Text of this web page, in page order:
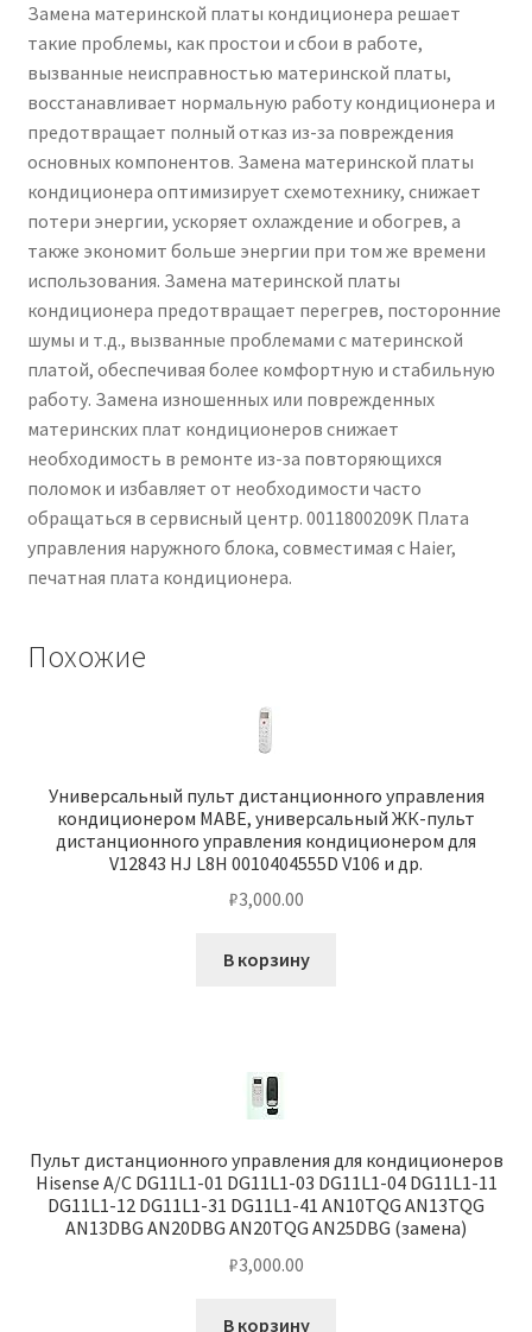
для
кондиционера
Замена материнской платы кондиционера решает
такие проблемы, как простои и сбои в работе,
вызванные неисправностью материнской платы,
восстанавливает нормальную работу кондиционера и
предотвращает полный отказ из-за повреждения
основных компонентов. Замена материнской платы
кондиционера оптимизирует схемотехнику, снижает
потери энергии, ускоряет охлаждение и обогрев, а
также экономит больше энергии при том же времени
использования. Замена материнской платы
кондиционера предотвращает перегрев, посторонние
шумы и т.д., вызванные проблемами с материнской
платой, обеспечивая более комфортную и стабильную
работу. Замена изношенных или поврежденных
материнских плат кондиционеров снижает
необходимость в ремонте из-за повторяющихся
поломок и избавляет от необходимости часто
обращаться в сервисный центр. 0011800209K Плата
управления наружного блока, совместимая с Haier,
печатная плата кондиционера.
Похожие
Универсальный пульт дистанционного управления
кондиционером MABE, универсальный ЖК-пульт
дистанционного управления кондиционером для
V12843 HJ L8H 0010404555D V106 и др.
₽3,000.00
В корзину
Пульт дистанционного управления для кондиционеров
Hisense A/C DG11L1-01 DG11L1-03 DG11L1-04 DG11L1-11
DG11L1-12 DG11L1-31 DG11L1-41 AN10TQG AN13TQG
AN13DBG AN20DBG AN20TQG AN25DBG (замена)
₽3,000.00
В корзину